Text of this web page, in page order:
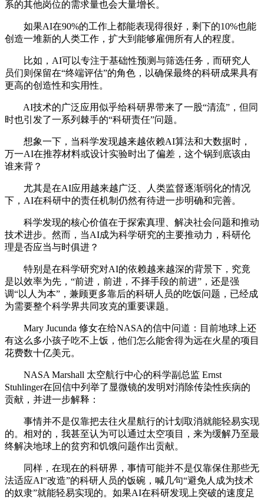
系的其他岗位的需求量也会大量增长。
如果AI在90%的工作上都能表现得很好，剩下的10%也能
创造一堆新的人类工作，扩大到能够雇佣所有人的程度。
比如，AI可以专注于基础性预测与筛选任务，而研究人
员们则保留在“终端评估”的角色，以确保最终的科研成果具有
更高的创造性和实用性。
AI技术的广泛应用似乎给科研界带来了一股“清流”，但同
时也引发了一系列棘手的“科研责任”问题。
想象一下，当科学发现越来越依赖AI算法和大数据时，
万一AI在推荐材料或设计实验时出了偏差，这个锅到底该由
谁来背？
尤其是在AI应用越来越广泛、人类监督逐渐弱化的情况
下，AI在科研中的责任机制仍然有待进一步明确和完善。
科学发现的核心价值在于探索真理、解决社会问题和推动
技术进步。然而，当AI成为科学研究的主要推动力，科研伦
理是否应当与时俱进？
特别是在科学研究对AI的依赖越来越深的背景下，究竟
是以效率为先，“前进，前进，不择手段的前进”，还是强
调“以人为本”，兼顾更多靠后的科研人员的吃饭问题，已经成
为需要整个科学界共同攻克的重要课题。
Mary Jucunda 修女在给NASA的信中问道：目前地球上还
有这么多小孩子吃不上饭，他们怎么能舍得为远在火星的项目
花费数十亿美元。
NASA Marshall 太空航行中心的科学副总监 Ernst
Stuhlinger在回信中列举了显微镜的发明对消除传染性疾病的
贡献，并进一步解释：
事情并不是仅靠把去往火星航行的计划取消就能轻易实现
的。相对的，我甚至认为可以通过太空项目，来为缓解乃至最
终解决地球上的贫穷和饥饿问题作出贡献。
同样，在现在的科研界，事情可能并不是仅靠保住那些无
法适应AI“改造”的科研人员的饭碗，喊几句“避免人成为技术
的奴隶”就能轻易实现的。如果AI在科研发现上突破的速度足